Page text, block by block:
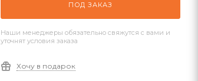
ПОД ЗАКАЗ
Наши менеджеры обязательно свяжутся с вами и
уточнят условия заказа
Хочу в подарок